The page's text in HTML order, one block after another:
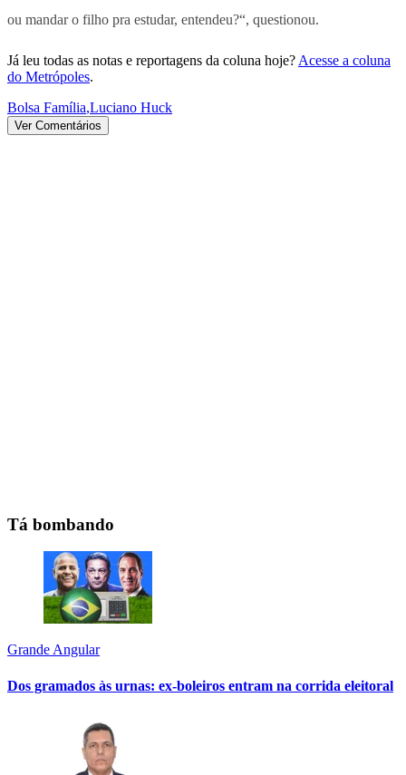
ou mandar o filho pra estudar, entendeu?“, questionou.
Já leu todas as notas e reportagens da coluna hoje? Acesse a coluna
do Metrópoles.
Bolsa Família,Luciano Huck
Ver Comentários
Tá bombando
Grande Angular
Dos gramados às urnas: ex-boleiros entram na corrida eleitoral